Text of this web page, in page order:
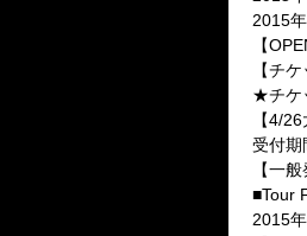
2015
【
【チ
★チケ
【4/
受付
【一
■Tour
2015